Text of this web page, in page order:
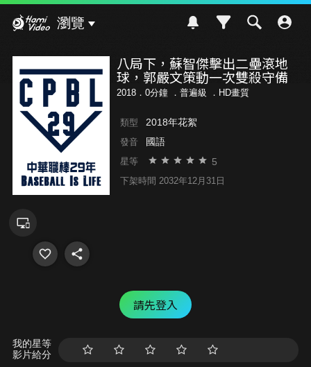
瀏覽
八局下，蘇智傑擊出二壘滾地
球，郭嚴文策動一次雙殺守備
2018．0分鐘 ． 普遍級 ．HD畫質
類型 2018年花絮
發音 國語
星等 5
下架時間 2032年12月31日
請先登入
我的星等
影片給分